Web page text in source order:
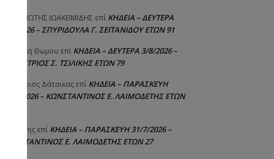
ΠΑΝΑΓΙΩΤΗΣ IΩΑΚΕΙΜΙΔΗΣ επί ΚΗΔΕΙΑ – ΔΕΥΤΕΡΑ
3/8/2026 – ΣΠΥΡΙΔΟΥΛΑ Γ. ΣΕΪΤΑΝΙΔΟΥ ΕΤΩΝ 91
Αγγελική Θωμου επί ΚΗΔΕΙΑ – ΔΕΥΤΕΡΑ 3/8/2026 –
ΔΗΜΗΤΡΙΟΣ Σ. ΤΣΙΛΙΚΗΣ ΕΤΩΝ 79
Δημήτριος Δάτσικας επί ΚΗΔΕΙΑ – ΠΑΡΑΣΚΕΥΗ
31/7/2026 – ΚΩΝΣΤΑΝΤΙΝΟΣ Ε. ΛΑΙΜΟΔΕΤΗΣ ΕΤΩΝ
Λευτέρης επί ΚΗΔΕΙΑ – ΠΑΡΑΣΚΕΥΗ 31/7/2026 –
ΚΩΝΣΤΑΝΤΙΝΟΣ Ε. ΛΑΙΜΟΔΕΤΗΣ ΕΤΩΝ 27